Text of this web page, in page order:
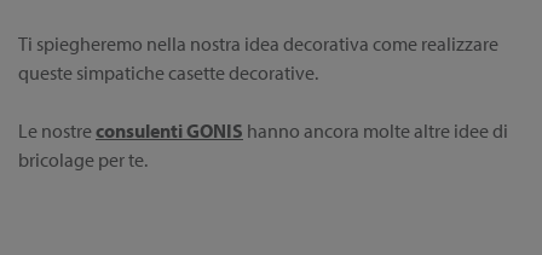
Ti spiegheremo nella nostra idea decorativa come realizzare
queste simpatiche casette decorative.
Le nostreconsulenti GONIS hanno ancora molte altre idee di
bricolage per te.